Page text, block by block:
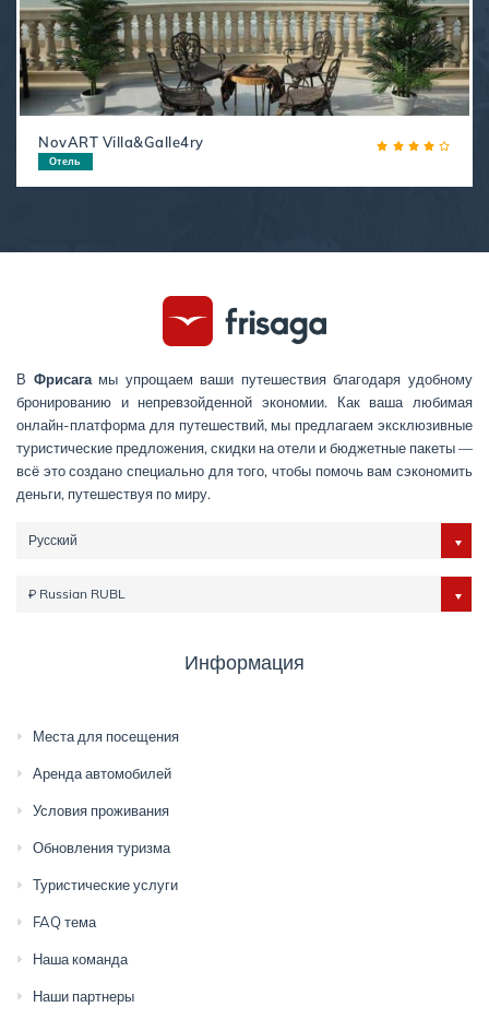
NovART Villa&Galle4ry
Отель
В Фрисагамы упрощаем ваши путешествия благодаря удобному
бронированию и непревзойденной экономии. Как ваша любимая
онлайн-платформа для путешествий, мы предлагаем эксклюзивные
туристические предложения, скидки на отели и бюджетные пакеты —
всё это создано специально для того, чтобы помочь вам сэкономить
деньги, путешествуя по миру.
Русский
₽ Russian RUBL
Информация
Места для посещения
Аренда автомобилей
Условия проживания
Обновления туризма
Туристические услуги
FAQ тема
Наша команда
Наши партнеры